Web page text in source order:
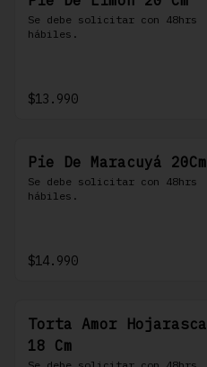
Se debe solicitar con 48hrs
hábiles.
$13.990
Pie De Maracuyá 20Cm
Se debe solicitar con 48hrs
hábiles.
$14.990
Torta Amor Hojarasca
18 Cm